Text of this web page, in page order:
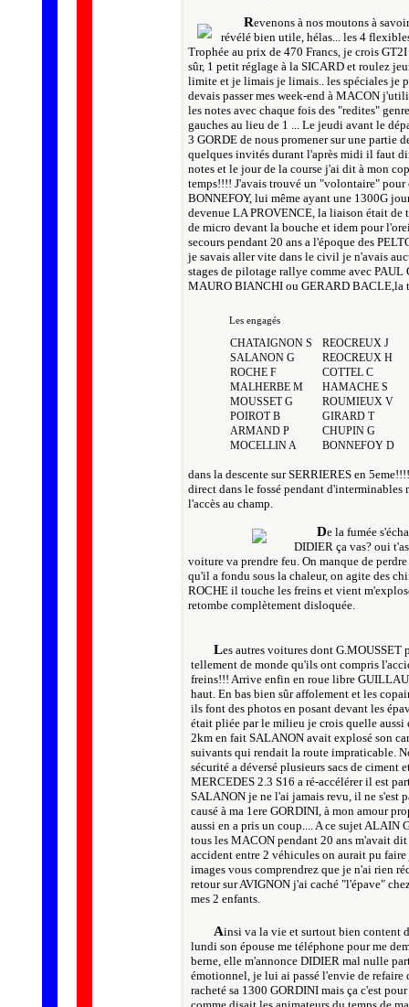
Revenons à nos moutons à
révélé bien utile, hélas... les 4
Trophée au prix de 470 Francs, je crois
sûr, 1 petit réglage à la SICARD et roulez
limite et je limais je limais.. les spéciales je
devais passer mes week-end à MACON
les notes avec chaque fois des "redites"
gauches au lieu de 1 ... Le jeudi avant le
3 GORDE de nous promener sur une partie
quelques invités durant l'après midi il faut
notes et le jour de la course j'ai dit à mon
temps!!!! J'avais trouvé un "volontaire"
BONNEFOY, lui même ayant une 1300G
devenue LA PROVENCE, la liaison était
de micro devant la bouche et idem pour
secours pendant 20 ans a l'époque des
je savais aller vite dans le civil je n'avais
stages de pilotage rallye comme avec
MAURO BIANCHI ou GERARD BACLE,la
Les engagés
CHATAIGNON S
REOCREUX J
SALANON G
REOCREUX H
ROCHE F
COTTEL C
MALHERBE M
HAMACHE S
MOUSSET G
ROUMIEUX V
POIROT B
GIRARD T
ARMAND P
CHUPIN G
MOCELLIN A
BONNEFOY D
dans la descente sur SERRIERES en
direct dans le fossé pendant
l'accès au champ.
De la fumée
DIDIER ça vas? oui
voiture va prendre feu. On manque de
qu'il a fondu sous la chaleur, on agite des
ROCHE il touche les freins et vient
retombe complètement disloquée.
Les autres voitures dont G.MOUSSET
tellement de monde qu'ils ont compris
freins!!! Arrive enfin en roue libre
haut. En bas bien sûr affolement et les
ils font des photos en posant devant les
était pliée par le milieu je crois quelle aussi
2km en fait SALANON avait explosé son
suivants qui rendait la route impraticable.
sécurité a déversé plusieurs sacs de ciment
MERCEDES 2.3 S16 a ré-accélérer il est
SALANON je ne l'ai jamais revu, il ne s'est
causé à ma 1ere GORDINI, à mon amour
aussi en a pris un coup.... A ce sujet ALAIN
tous les MACON pendant 20 ans m'avait
accident entre 2 véhicules on aurait pu
images vous comprendrez que je n'ai rien
retour sur AVIGNON j'ai caché "l'épave"
mes 2 enfants.
Ainsi va la vie et surtout bien content
lundi son épouse me téléphone pour me
berne, elle m'annonce DIDIER mal nulle
émotionnel, je lui ai passé l'envie de refaire
racheté sa 1300 GORDINI mais ça c'est